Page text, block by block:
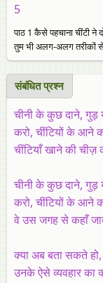
5
पाठ 1 कैसे पहचाना चींटी ने
तुम भी अलग-अलग तरीकों
संबंधित प्रश्‍न
चीनी के कुछ दाने, गुड़
करो, चींटियों के आने
चींटियाँ खाने की चीज़
चीनी के कुछ दाने, गुड़
करो, चींटियों के आने
वे उस जगह से कहाँ
क्या अब बता सकते
उनके ऐसे व्यवहार का